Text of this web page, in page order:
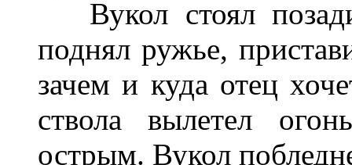
Вукол стоял
поднял ружье,
зачем и куда отец
ствола вылетел
острым. Вукол